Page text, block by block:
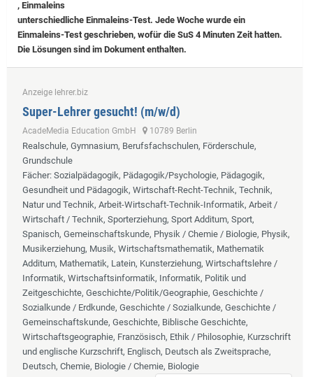
, Einmaleins
unterschiedliche Einmaleins-Test. Jede Woche wurde ein
Einmaleins-Test geschrieben, wofür die SuS 4 Minuten Zeit hatten.
Die Lösungen sind im Dokument enthalten.
Anzeige lehrer.biz
Super-Lehrer gesucht! (m/w/d)
AcadeMedia Education GmbH 10789 Berlin
Realschule, Gymnasium, Berufsfachschulen, Förderschule,
Grundschule
Fächer: Sozialpädagogik, Pädagogik/Psychologie, Pädagogik,
Gesundheit und Pädagogik, Wirtschaft-Recht-Technik, Technik,
Natur und Technik, Arbeit-Wirtschaft-Technik-Informatik, Arbeit /
Wirtschaft / Technik, Sporterziehung, Sport Additum, Sport,
Spanisch, Gemeinschaftskunde, Physik / Chemie / Biologie, Physik,
Musikerziehung, Musik, Wirtschaftsmathematik, Mathematik
Additum, Mathematik, Latein, Kunsterziehung, Wirtschaftslehre /
Informatik, Wirtschaftsinformatik, Informatik, Politik und
Zeitgeschichte, Geschichte/Politik/Geographie, Geschichte /
Sozialkunde / Erdkunde, Geschichte / Sozialkunde, Geschichte /
Gemeinschaftskunde, Geschichte, Biblische Geschichte,
Wirtschaftsgeographie, Französisch, Ethik / Philosophie, Kurzschrift
und englische Kurzschrift, Englisch, Deutsch als Zweitsprache,
Deutsch, Chemie, Biologie / Chemie, Biologie